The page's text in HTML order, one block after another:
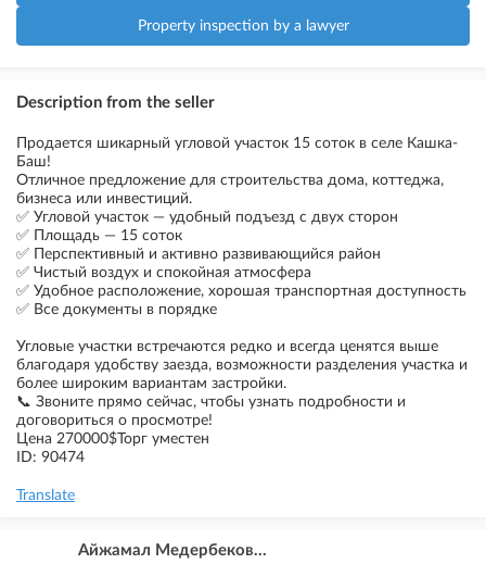
Property inspection by a lawyer
Description from the seller
Продается шикарный угловой участок 15 соток в селе Кашка-
Баш!
Отличное предложение для строительства дома, коттеджа,
бизнеса или инвестиций.
✅ Угловой участок — удобный подъезд с двух сторон
✅ Площадь — 15 соток
✅ Перспективный и активно развивающийся район
✅ Чистый воздух и спокойная атмосфера
✅ Удобное расположение, хорошая транспортная доступность
✅ Все документы в порядке
Угловые участки встречаются редко и всегда ценятся выше
благодаря удобству заезда, возможности разделения участка и
более широким вариантам застройки.
📞 Звоните прямо сейчас, чтобы узнать подробности и
договориться о просмотре!
Цена 270000$Торг уместен
ID: 90474
Translate
Айжамал Медербеков...